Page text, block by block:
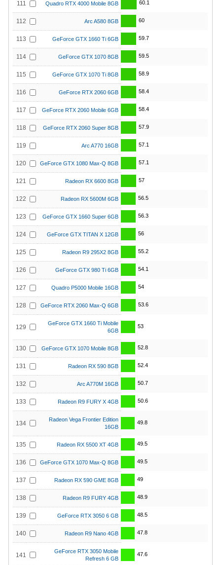
111 Quadro RTX 4000 Mobile 8GB 60.1
112 Arc A580 8GB 60
113 GeForce GTX 1660 Ti 6GB 59.7
114 GeForce GTX 1070 8GB 59.5
115 GeForce GTX 1070 Ti 8GB 58.9
116 GeForce RTX 2060 6GB 58.4
117 GeForce RTX 2060 Mobile 6GB 58.4
118 GeForce RTX 2060 Super 8GB 57.9
119 Arc A770 16GB 57.1
120 GeForce GTX 1080 Max-Q 8GB 57.1
121 Radeon RX 6600 8GB 57
122 Radeon RX 5600M 6GB 56.5
123 GeForce GTX 1660 Super 6GB 56.3
124 GeForce GTX TITAN X 12GB 56
125 Radeon R9 295X2 8GB 55.2
126 GeForce GTX 980 Ti 6GB 54.1
127 Quadro P5000 Mobile 16GB 54
128 GeForce RTX 2060 Max-Q 6GB 53.6
129
GeForce GTX 1660 Ti Mobile
6GB
53
130 GeForce GTX 1070 Mobile 8GB 52.8
131 Radeon RX 590 8GB 52.4
132 Arc A770M 16GB 50.7
133 Radeon R9 FURY X 4GB 50.6
134
Radeon Vega Frontier Edition
16GB
49.8
135 Radeon RX 5500 XT 4GB 49.5
136 GeForce GTX 1070 Max-Q 8GB 49.5
137 Radeon RX 590 GME 8GB 49
138 Radeon R9 FURY 4GB 48.9
139 GeForce RTX 3050 6 GB 48.5
140 Radeon R9 Nano 4GB 47.8
141
GeForce RTX 3050 Mobile
Refresh 6 GB
47.6